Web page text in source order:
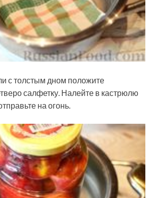
с толстым дном положите
салфетку. Налейте в кастрюлю
на огонь.